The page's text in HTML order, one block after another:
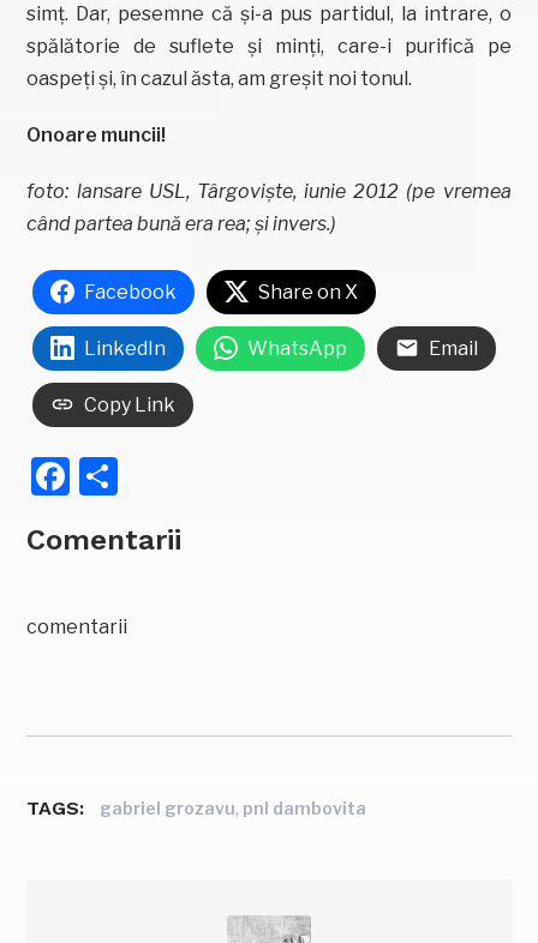
simț. Dar, pesemne că și-a pus partidul, la intrare, o
spălătorie de suflete și minți, care-i purifică pe
oaspeți și, în cazul ăsta, am greșit noi tonul.
Onoare muncii!
foto: lansare USL, Târgoviște, iunie 2012 (pe vremea
când partea bună era rea; și invers.)
Facebook Share on X
LinkedIn WhatsApp Email
Copy Link
Facebook
Comentarii
comentarii
TAGS: gabriel grozavu, pnl dambovita